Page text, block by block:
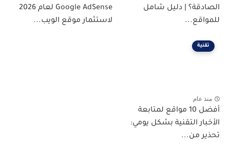
الصادقة؟ | دليل شامل
للمواقع...
Google AdSense لعام 2026
لاستثمار موقع الويب...
تقنية
منذ عام
أفضل 10 مواقع لمتابعة
الأخبار التقنية بشكل يومي:
تحذير من...